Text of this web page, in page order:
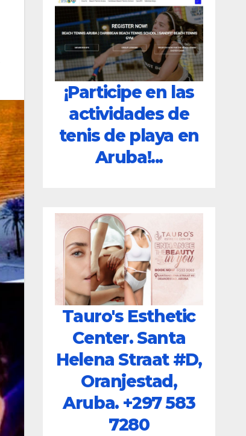
¡Participe en las
actividades de
tenis de playa en
Aruba!...
Tauro's Esthetic
Center. Santa
Helena Straat #D,
Oranjestad,
Aruba. +297 583
7280